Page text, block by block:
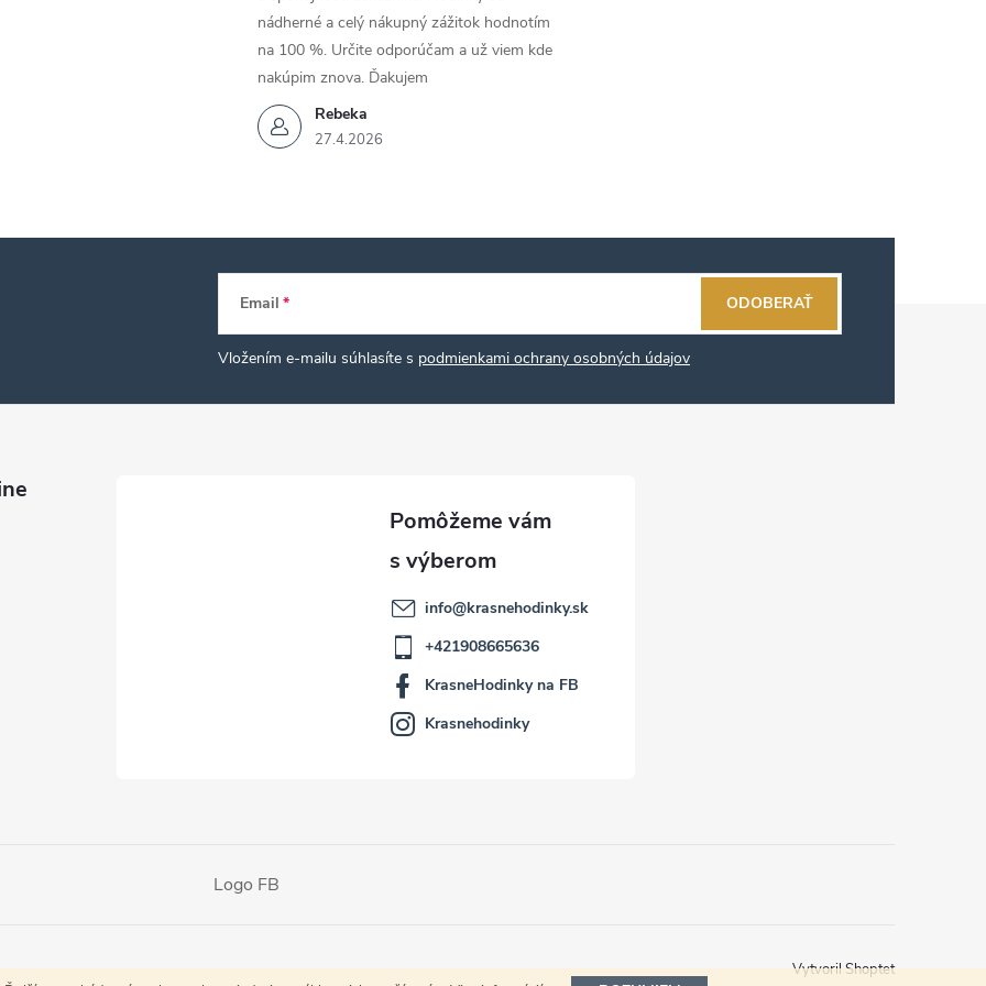
Rebeka
27.4.2026
nádherné a celý nákupný zážitok hodnotím
na 100 %. Určite odporúčam a už viem kde
nakúpim znova. Ďakujem
Email
Vložením e-mailu súhlasíte s podmienkami ochrany osobných údajov
ODOBERAŤ
info@krasnehodinky.sk
+421908665636
KrasneHodinky na FB
Krasnehodinky
Logo FB
Vytvoril Shoptet